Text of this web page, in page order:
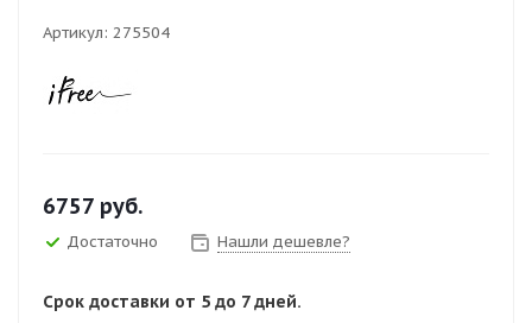
Артикул: 275504
6757 руб.
Достаточно Нашли дешевле?
Срок доставки от 5 до 7 дней.